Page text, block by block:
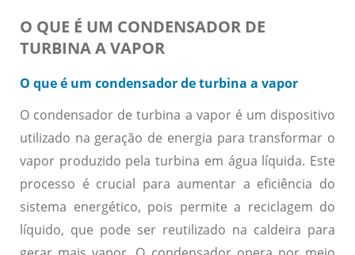
O QUE É UM CONDENSADOR DE
TURBINA A VAPOR
O que é um condensador de turbina a vapor
O condensador de turbina a vapor é um dispositivo
utilizado na geração de energia para transformar o
vapor produzido pela turbina em água líquida. Este
processo é crucial para aumentar a eficiência do
sistema energético, pois permite a reciclagem do
líquido, que pode ser reutilizado na caldeira para